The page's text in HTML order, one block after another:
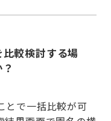
較検討する場
とで一括比較が可